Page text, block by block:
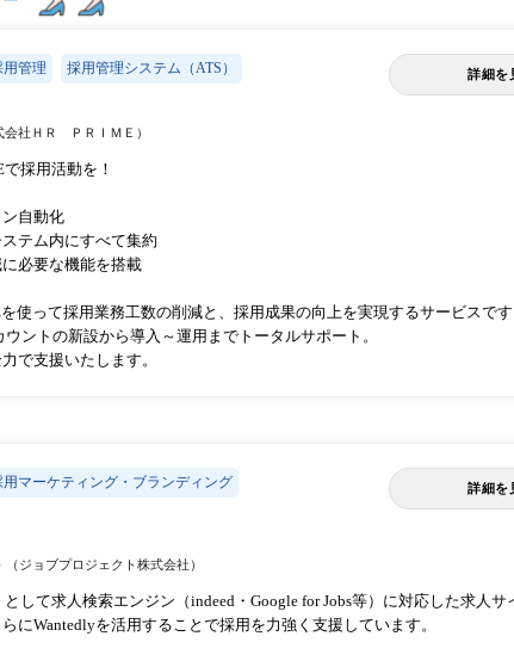
用管理 採用管理システム（ATS） 詳細を
会社ＨＲ ＰＲＩＭＥ）
採用活動を！
ン自動化
テム内にすべて集約
必要な機能を搭載
使って採用業務工数の削減と、採用成果の向上を実現するサービスです
ウントの新設から導入～運用までトータルサポート。
で支援いたします。
用マーケティング・ブランディング 詳細を
（ジョブプロジェクト株式会社）
として求人検索エンジン（indeed・Google for Jobs等）に対応した求人
にWantedlyを活用することで採用を力強く支援しています。